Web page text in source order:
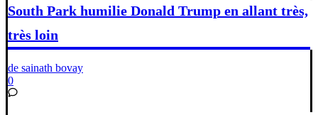
South Park humilie Donald Trump en allant très,
très loin
de sainath bovay
0